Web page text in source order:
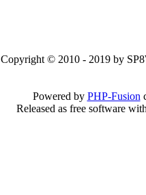
Copyright © 2010 - 2019 by
Powered by PHP-Fusion
Released as free software